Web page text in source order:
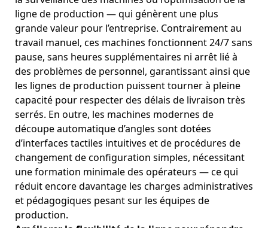
ligne de production — qui génèrent une plus
grande valeur pour l’entreprise. Contrairement au
travail manuel, ces machines fonctionnent 24/7 sans
pause, sans heures supplémentaires ni arrêt lié à
des problèmes de personnel, garantissant ainsi que
les lignes de production puissent tourner à pleine
capacité pour respecter des délais de livraison très
serrés. En outre, les machines modernes de
découpe automatique d’angles sont dotées
d’interfaces tactiles intuitives et de procédures de
changement de configuration simples, nécessitant
une formation minimale des opérateurs — ce qui
réduit encore davantage les charges administratives
et pédagogiques pesant sur les équipes de
production.